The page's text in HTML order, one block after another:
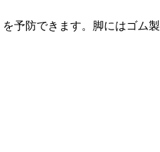
予防できます。脚にはゴム製